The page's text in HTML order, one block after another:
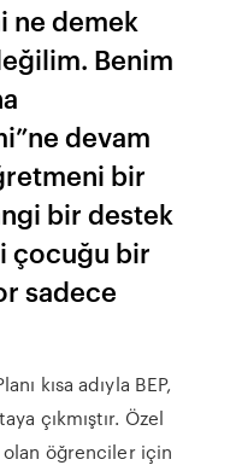
ne demek
Benim
devam
bir
bir destek
çocuğu bir
sadece
kısa adıyla BEP,
çıkmıştır. Özel
olan öğrenciler için